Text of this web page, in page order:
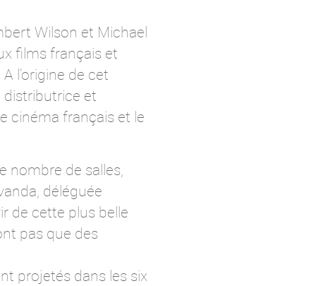
Wilson et Michael
films français et
l’origine de cet
distributrice et
cinéma français et le
nombre de salles,
déléguée
de cette plus belle
pas que des
projetés dans les six